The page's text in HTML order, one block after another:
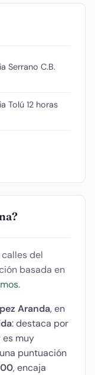
Serrano C.B.
Tolú 12 horas
del
basada en
.
Aranda, en
: destaca por
es muy
puntuación
, encaja